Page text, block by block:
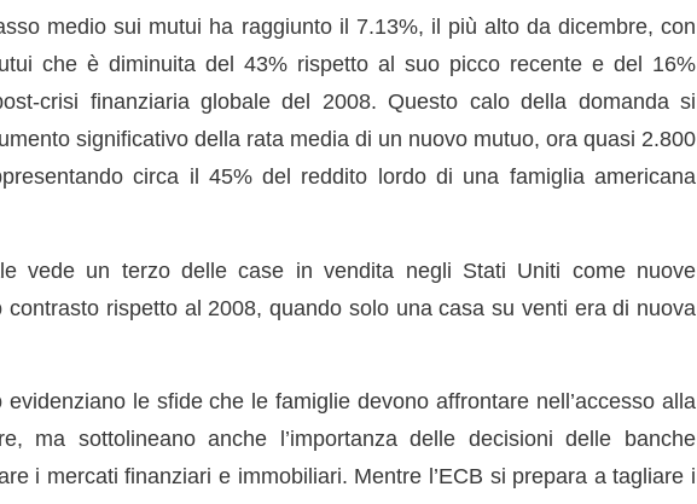
medio sui mutui ha raggiunto il 7.13%, il più alto da dicembre, con
che è diminuita del 43% rispetto al suo picco recente e del 16%
crisi finanziaria globale del 2008. Questo calo della domanda si
significativo della rata media di un nuovo mutuo, ora quasi 2.800
circa il 45% del reddito lordo di una famiglia americana
vede un terzo delle case in vendita negli Stati Uniti come nuove
contrasto rispetto al 2008, quando solo una casa su venti era di nuova
le sfide che le famiglie devono affrontare nell’accesso alla
ma sottolineano anche l’importanza delle decisioni delle banche
i mercati finanziari e immobiliari. Mentre l’ECB si prepara a tagliare i